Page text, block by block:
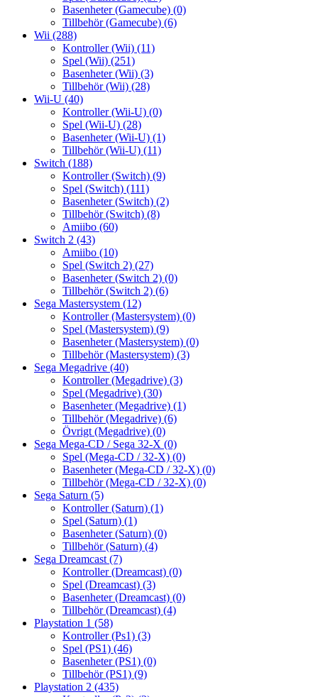
Basenheter (Gamecube) (0)
Tillbehör (Gamecube) (6)
Wii (288)
Kontroller (Wii) (11)
Spel (Wii) (251)
Basenheter (Wii) (3)
Tillbehör (Wii) (28)
Wii-U (40)
Kontroller (Wii-U) (0)
Spel (Wii-U) (28)
Basenheter (Wii-U) (1)
Tillbehör (Wii-U) (11)
Switch (188)
Kontroller (Switch) (9)
Spel (Switch) (111)
Basenheter (Switch) (2)
Tillbehör (Switch) (8)
Amiibo (60)
Switch 2 (43)
Amiibo (10)
Spel (Switch 2) (27)
Basenheter (Switch 2) (0)
Tillbehör (Switch 2) (6)
Sega Mastersystem (12)
Kontroller (Mastersystem) (0)
Spel (Mastersystem) (9)
Basenheter (Mastersystem) (0)
Tillbehör (Mastersystem) (3)
Sega Megadrive (40)
Kontroller (Megadrive) (3)
Spel (Megadrive) (30)
Basenheter (Megadrive) (1)
Tillbehör (Megadrive) (6)
Övrigt (Megadrive) (0)
Sega Mega-CD / Sega 32-X (0)
Spel (Mega-CD / 32-X) (0)
Basenheter (Mega-CD / 32-X) (0)
Tillbehör (Mega-CD / 32-X) (0)
Sega Saturn (5)
Kontroller (Saturn) (1)
Spel (Saturn) (1)
Basenheter (Saturn) (0)
Tillbehör (Saturn) (4)
Sega Dreamcast (7)
Kontroller (Dreamcast) (0)
Spel (Dreamcast) (3)
Basenheter (Dreamcast) (0)
Tillbehör (Dreamcast) (4)
Playstation 1 (58)
Kontroller (Ps1) (3)
Spel (PS1) (46)
Basenheter (PS1) (0)
Tillbehör (PS1) (9)
Playstation 2 (435)